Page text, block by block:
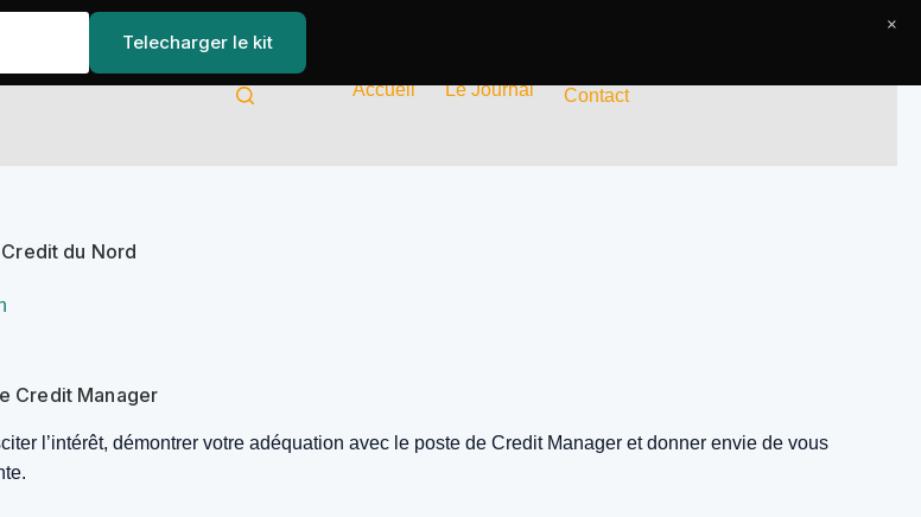
Accueil Le Journal Contact
du Nord
Credit Manager
l’intérêt, démontrer votre adéquation avec le poste de Credit Manager et donner envie de vous
Telecharger le kit
×